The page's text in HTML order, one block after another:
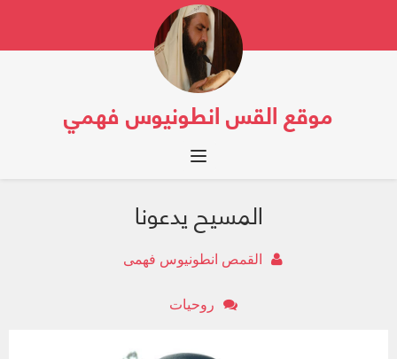
موقع القس انطونيوس فهمي
Toggle navigation
المسيح يدعونا
القمص انطونيوس فهمى
روحيات